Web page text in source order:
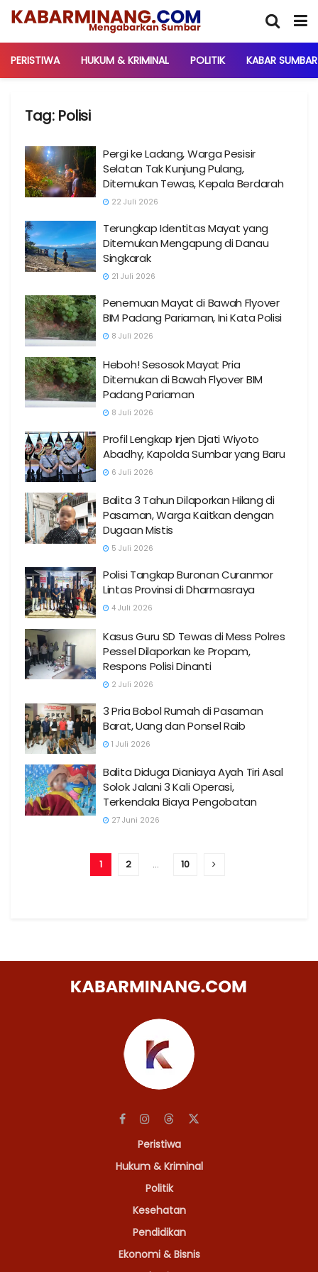
PERISTIWA HUKUM & KRIMINAL POLITIK KABAR SUMBAR
Tag: Polisi
Pergi ke Ladang, Warga Pesisir
Selatan Tak Kunjung Pulang,
Ditemukan Tewas, Kepala Berdarah
22 Juli 2026
Terungkap Identitas Mayat yang
Ditemukan Mengapung di Danau
Singkarak
21 Juli 2026
Penemuan Mayat di Bawah Flyover
BIM Padang Pariaman, Ini Kata Polisi
8 Juli 2026
Heboh! Sesosok Mayat Pria
Ditemukan di Bawah Flyover BIM
Padang Pariaman
8 Juli 2026
Profil Lengkap Irjen Djati Wiyoto
Abadhy, Kapolda Sumbar yang Baru
6 Juli 2026
Balita 3 Tahun Dilaporkan Hilang di
Pasaman, Warga Kaitkan dengan
Dugaan Mistis
5 Juli 2026
Polisi Tangkap Buronan Curanmor
Lintas Provinsi di Dharmasraya
4 Juli 2026
Kasus Guru SD Tewas di Mess Polres
Pessel Dilaporkan ke Propam,
Respons Polisi Dinanti
2 Juli 2026
3 Pria Bobol Rumah di Pasaman
Barat, Uang dan Ponsel Raib
1 Juli 2026
Balita Diduga Dianiaya Ayah Tiri Asal
Solok Jalani 3 Kali Operasi,
Terkendala Biaya Pengobatan
27 Juni 2026
1 2 … 10
Peristiwa
Hukum & Kriminal
Politik
Kesehatan
Pendidikan
Ekonomi & Bisnis